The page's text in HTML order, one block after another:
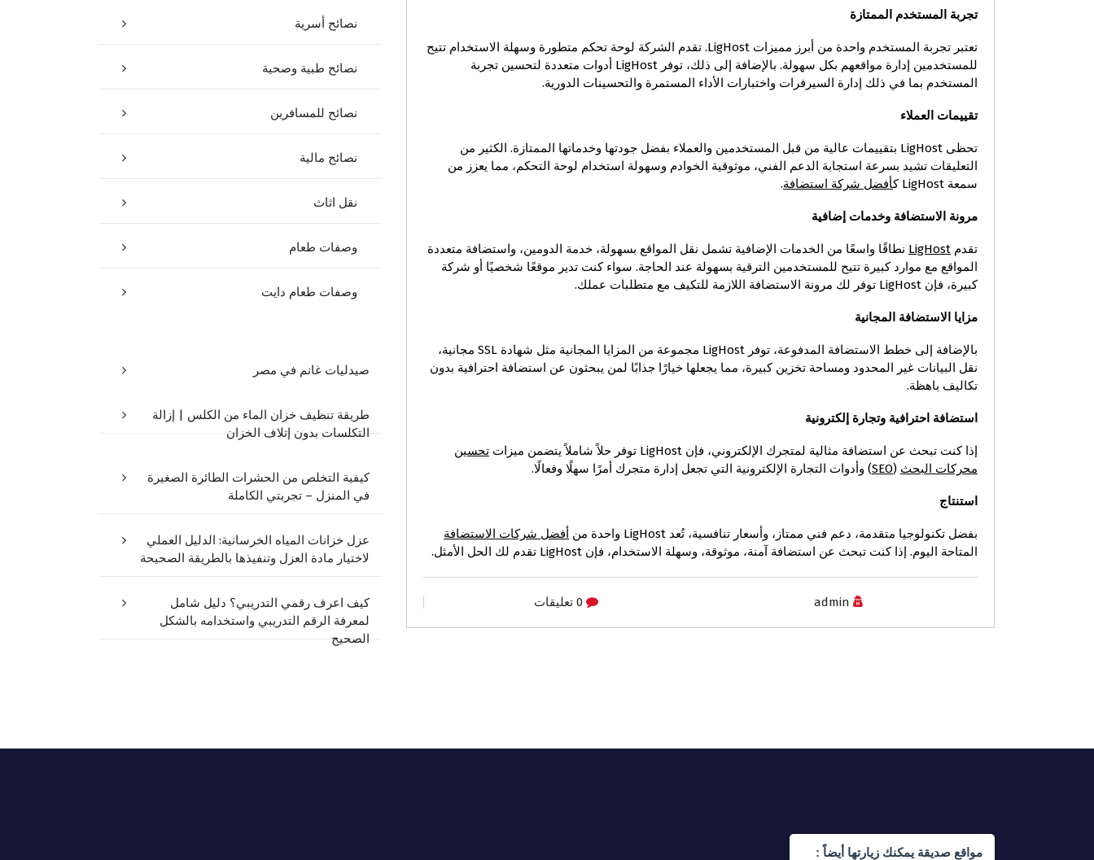
تجربة المستخدم الممتازة
تعتبر تجربة المستخدم واحدة من أبرز مميزات LigHost. تقدم الشركة لوحة تحكم متطورة وسهلة الاستخدام تتيح
للمستخدمين إدارة مواقعهم بكل سهولة. بالإضافة إلى ذلك، توفر LigHost أدوات متعددة لتحسين تجربة
المستخدم بما في ذلك إدارة السيرفرات واختبارات الأداء المستمرة والتحسينات الدورية.
تقييمات العملاء
تحظى LigHost بتقييمات عالية من قبل المستخدمين والعملاء بفضل جودتها وخدماتها الممتازة. الكثير من
التعليقات تشيد بسرعة استجابة الدعم الفني، موثوقية الخوادم وسهولة استخدام لوحة التحكم، مما يعزز من
سمعة LigHost ك
أفضل شركة استضافة.
مرونة الاستضافة وخدمات إضافية
تقدم LigHost نطاقًا واسعًا من الخدمات الإضافية تشمل نقل المواقع بسهولة، خدمة الدومين، واستضافة متعددة
المواقع مع موارد كبيرة تتيح للمستخدمين الترقية بسهولة عند الحاجة. سواء كنت تدير موقعًا شخصيًا أو شركة
كبيرة، فإن LigHost توفر لك مرونة الاستضافة اللازمة للتكيف مع متطلبات عملك.
مزايا الاستضافة المجانية
بالإضافة إلى خطط الاستضافة المدفوعة، توفر LigHost مجموعة من المزايا المجانية مثل شهادة SSL مجانية،
نقل البيانات غير المحدود ومساحة تخزين كبيرة، مما يجعلها خيارًا جذابًا لمن يبحثون عن استضافة احترافية بدون
تكاليف باهظة.
استضافة احترافية وتجارة إلكترونية
إذا كنت تبحث عن استضافة مثالية لمتجرك الإلكتروني، فإن LigHost توفر حلاً شاملاً يتضمن ميزات
تحسين
محركات البحث (
SEO) وأدوات التجارة الإلكترونية التي تجعل إدارة متجرك أمرًا سهلًا وفعالًا.
استنتاج
بفضل تكنولوجيا متقدمة، دعم فني ممتاز، وأسعار تنافسية، تُعد LigHost واحدة من
أفضل شركات الاستضافة
المتاحة اليوم. إذا كنت تبحث عن استضافة آمنة، موثوقة، وسهلة الاستخدام، فإن LigHost تقدم لك الحل الأمثل.
admin 0 تعليقات
نصائح أسرية
نصائح طبية وصحية
نصائح للمسافرين
نصائح مالية
نقل اثاث
وصفات طعام
وصفات طعام دايت
صيدليات غانم في مصر
طريقة تنظيف خزان الماء من الكلس | إزالة
التكلسات بدون إتلاف الخزان
كيفية التخلص من الحشرات الطائرة الصغيرة
في المنزل – تجربتي الكاملة
عزل خزانات المياه الخرسانية: الدليل العملي
لاختيار مادة العزل وتنفيذها بالطريقة الصحيحة
كيف اعرف رقمي التدريبي؟ دليل شامل
لمعرفة الرقم التدريبي واستخدامه بالشكل
الصحيح
مواقع صديقة يمكنك زيارتها أيضاً :